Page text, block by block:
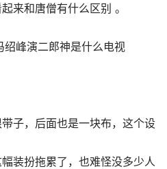
来和唐僧有什么区别 。
子，后面也是一块布，这个设
装扮拖累了，也难怪没多少人